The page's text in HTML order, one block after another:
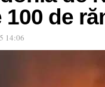
100 de
14:06